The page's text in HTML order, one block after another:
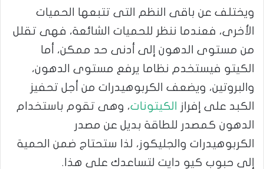
ويختلف عن باقى النظم التى تتبعها الحميات
الأخرى، فعندما ننظر للحميات الشائعة، فهى تقلل
من مستوى الدهون إلى أدنى حد ممكن، أما
الكيتو فيستخدم نظاما يرفع مستوى الدهون،
والبروتين، ويضعف الكربوهيدرات من أجل تحفيز
الكبد على إفراز
الكيتونات، وهى تقوم باستخدام
الدهون كمصدر للطاقة بديل عن مصدر
الكربوهيدرات والجليكوز، لذا ستحتاج ضمن الحمية
إلى حبوب كيو دايت لتساعدك على هذا.